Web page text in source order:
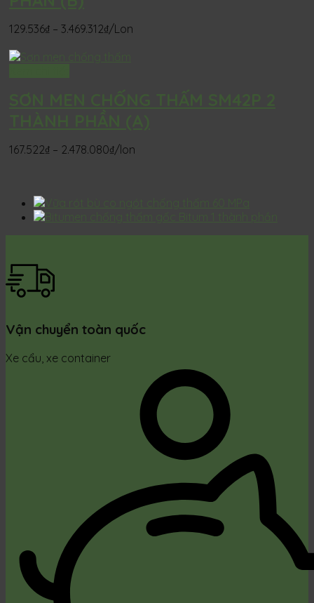
129.536₫ – 3.469.312₫Khoảng
3.469.312₫
/Lon
SƠN MEN CHỐNG THẤM SM42P 2
THÀNH PHẦN (A)
167.522₫ – 2.478.080₫Khoảng
đến
2.478.080₫
/lon
Vận chuyển toàn quốc
Xe cẩu, xe container